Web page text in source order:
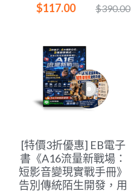
$117.00
$390.00
[特價3折優惠] EB電子
書《A16流量新戰場：
短影音變現實戰手冊》
告別傳統陌生開發，用